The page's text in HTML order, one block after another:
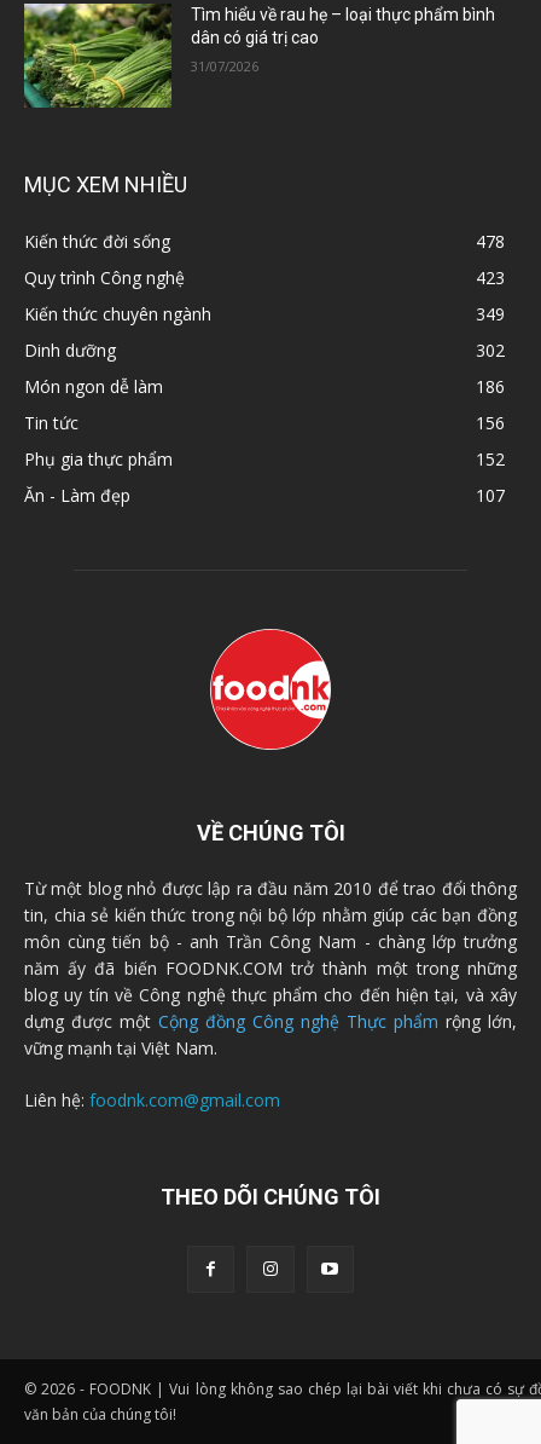
Tìm hiểu về rau hẹ – loại thực phẩm bình
dân có giá trị cao
31/07/2026
MỤC XEM NHIỀU
Kiến thức đời sống
478
Quy trình Công nghệ
423
Kiến thức chuyên ngành
349
Dinh dưỡng
302
Món ngon dễ làm
186
Tin tức
156
Phụ gia thực phẩm
152
Ăn - Làm đẹp
107
VỀ CHÚNG TÔI
Từ một blog nhỏ được lập ra đầu năm 2010 để trao đổi thông
tin, chia sẻ kiến thức trong nội bộ lớp nhằm giúp các bạn đồng
môn cùng tiến bộ - anh Trần Công Nam - chàng lớp trưởng
năm ấy đã biến FOODNK.COM trở thành một trong những
blog uy tín về Công nghệ thực phẩm cho đến hiện tại, và xây
dựng được một Cộng đồng Công nghệ Thực phẩm rộng lớn,
vững mạnh tại Việt Nam.
Liên hệ: foodnk.com@gmail.com
THEO DÕI CHÚNG TÔI
© 2026 - FOODNK | Vui lòng không sao chép lại bài viết khi chưa có sự
văn bản của chúng tôi!